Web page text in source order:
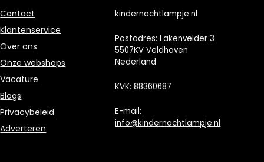
Contact
Klantenservice
Over ons
Onze webshops
Vacature
Blogs
Privacybeleid
Adverteren
kindernachtlampje.nl
Postadres: Lakenvelder 3
5507KV Veldhoven
Nederland
KVK: 88360687
E-mail:
info@kindernachtlampje.nl